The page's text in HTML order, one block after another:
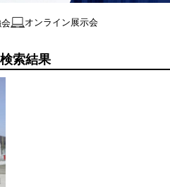
オンライン展示会
索結果